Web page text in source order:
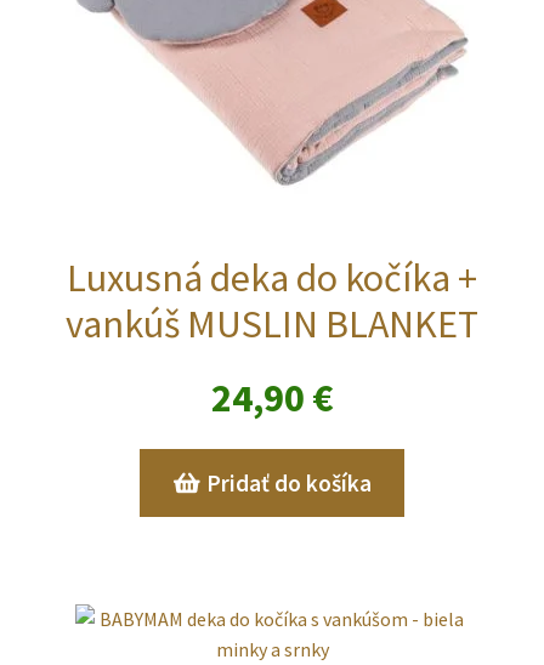
Luxusná deka do kočíka +
vankúš MUSLIN BLANKET
24,90 €
Pridať do košíka